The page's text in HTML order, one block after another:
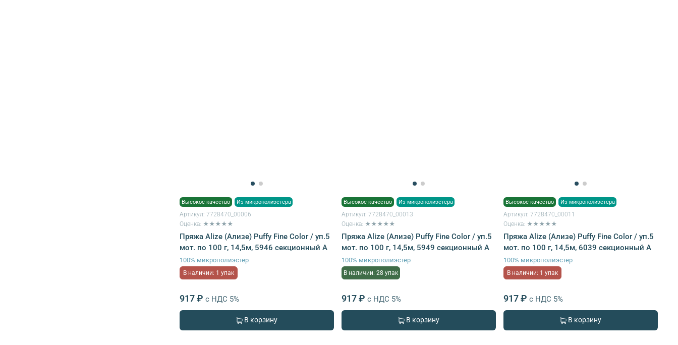
Высокое качество Из микрополиэстера
Артикул: 7728470_00006
Оценка: ★★★★★
Пряжа Alize (Ализе) Puffy Fine Color / уп.5
мот. по 100 г, 14,5м, 5946 секционный A
100% микрополиэстер
В наличии: 1 упак
917 ₽ с НДС 5%
В корзину
Высокое качество Из микрополиэстера
Артикул: 7728470_00013
Оценка: ★★★★★
Пряжа Alize (Ализе) Puffy Fine Color / уп.5
мот. по 100 г, 14,5м, 5949 секционный A
100% микрополиэстер
В наличии: 28 упак
917 ₽ с НДС 5%
В корзину
Высокое качество Из микрополиэстера
Артикул: 7728470_00011
Оценка: ★★★★★
Пряжа Alize (Ализе) Puffy Fine Color / уп.5
мот. по 100 г, 14,5м, 6039 секционный A
100% микрополиэстер
В наличии: 1 упак
917 ₽ с НДС 5%
В корзину